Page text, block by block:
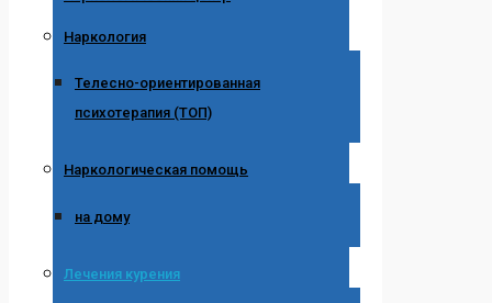
Наркология
Телесно-ориентированная
психотерапия (ТОП)
Наркологическая помощь
на дому
Лечения курения